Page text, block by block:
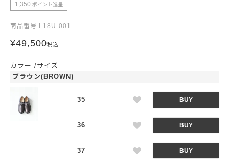
1,350 ポイント進呈
商品番号 L18U-001
¥49,500税込
カラー
サイズ
ブラウン(BROWN)
35 BUY
36 BUY
37 BUY